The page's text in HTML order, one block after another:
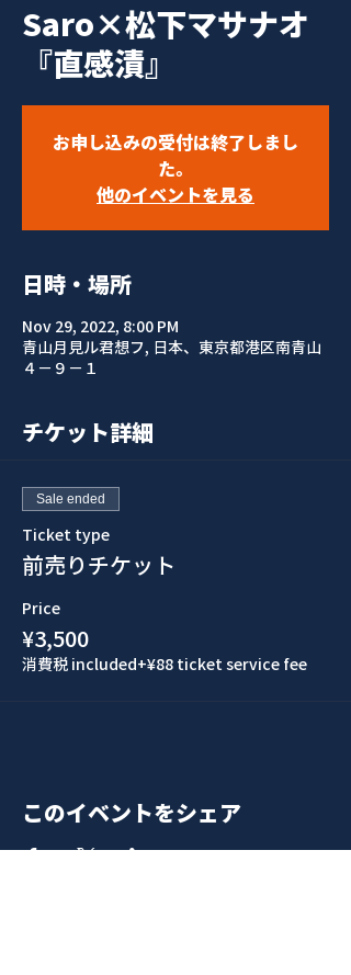
Saro×松下マサナオ
『直感漬』
お申し込みの受付は終了しまし
た。
他のイベントを見る
日時・場所
Nov 29, 2022, 8:00 PM
青山月見ル君想フ, 日本、東京都港区南青山
４−９−１
チケット詳細
Sale ended
Ticket type
前売りチケット
Price
¥3,500
消費税 included+¥88 ticket service fee
このイベントをシェア